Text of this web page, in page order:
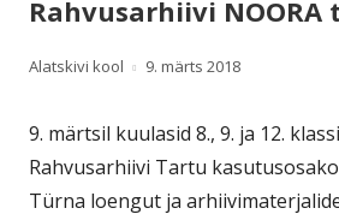
Rahvusarhiivi
Author
Alatskivi kool
Published
9. märts 2018
9. märtsil kuulasid 8., 9. ja 12.
Rahvusarhiivi Tartu
Türna loengut ja